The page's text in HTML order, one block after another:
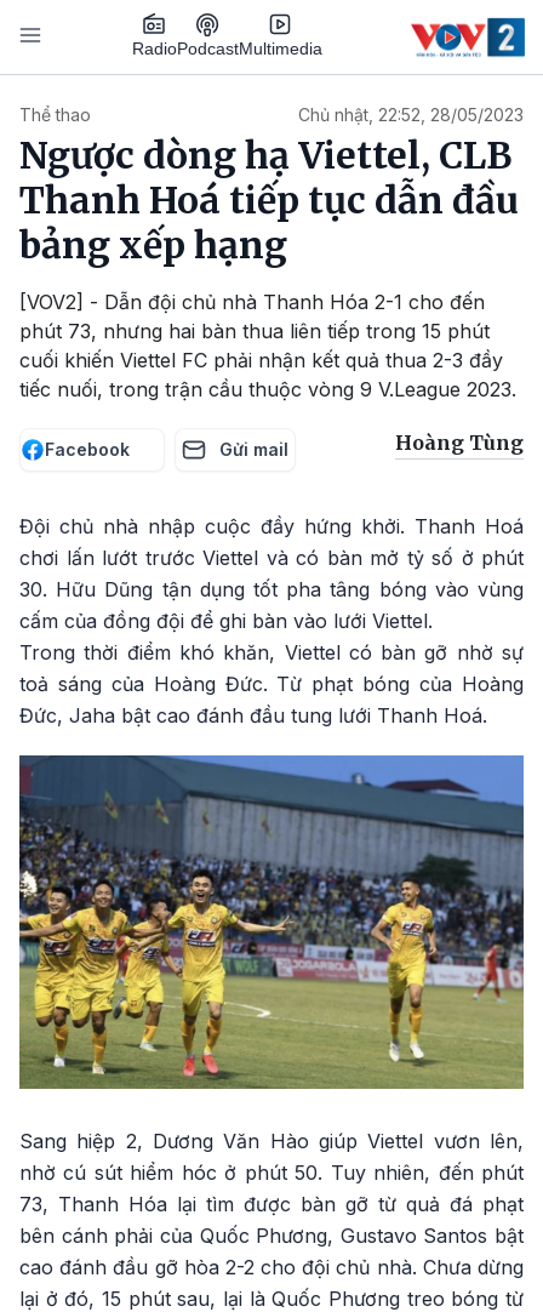
Nhảy đến nội dung
RadioPodcastMultimedia
Thể thao Chủ nhật, 22:52, 28/05/2023
Ngược dòng hạ Viettel, CLB
Thanh Hoá tiếp tục dẫn đầu
bảng xếp hạng
[VOV2] - Dẫn đội chủ nhà Thanh Hóa 2-1 cho đến
phút 73, nhưng hai bàn thua liên tiếp trong 15 phút
cuối khiến Viettel FC phải nhận kết quả thua 2-3 đầy
tiếc nuối, trong trận cầu thuộc vòng 9 V.League 2023.
Facebook Gửi mail Hoàng Tùng
Đội chủ nhà nhập cuộc đầy hứng khởi. Thanh Hoá
chơi lấn lướt trước Viettel và có bàn mở tỷ số ở phút
30. Hữu Dũng tận dụng tốt pha tâng bóng vào vùng
cấm của đồng đội để ghi bàn vào lưới Viettel.
Trong thời điểm khó khăn, Viettel có bàn gỡ nhờ sự
toả sáng của Hoàng Đức. Từ phạt bóng của Hoàng
Đức, Jaha bật cao đánh đầu tung lưới Thanh Hoá.
Sang hiệp 2, Dương Văn Hào giúp Viettel vươn lên,
nhờ cú sút hiểm hóc ở phút 50. Tuy nhiên, đến phút
73, Thanh Hóa lại tìm được bàn gỡ từ quả đá phạt
bên cánh phải của Quốc Phương, Gustavo Santos bật
cao đánh đầu gỡ hòa 2-2 cho đội chủ nhà. Chưa dừng
lại ở đó, 15 phút sau, lại là Quốc Phương treo bóng từ